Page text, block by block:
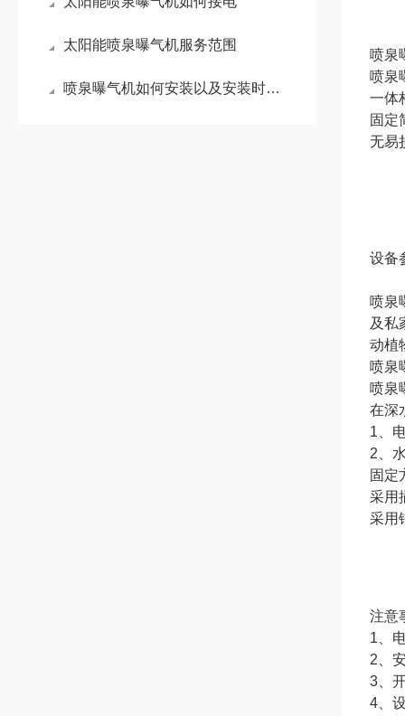
太阳能喷泉曝气机服务范围
喷泉曝气机如何安装以及安装时注意事项
喷泉
喷泉
一体
固定
无易
设备
喷泉
及私
动植
喷泉
喷泉
在深
1、
2、
固定
采用
采用
注意
1、
2、
3、
4、